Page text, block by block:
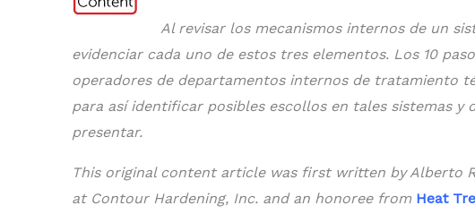
Al revisar los mecanismos internos de un
evidenciar cada uno de estos tres elementos. Los 10
operadores de departamentos internos de tratamiento
para así identificar posibles escollos en tales sistemas y
presentar.
This original content article was first written by Alberto
at Contour Hardening, Inc. and an honoree from Heat